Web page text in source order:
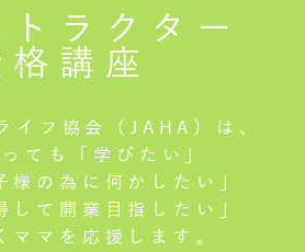
トラクター
格講座
イフ協会（JAHA）は、
ても「学びたい」
様の為に何かしたい」
して開業目指したい」
ママを応援します。